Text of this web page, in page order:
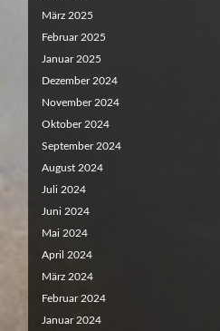
März 2025
Februar 2025
Januar 2025
Dezember 2024
November 2024
Oktober 2024
September 2024
August 2024
Juli 2024
Juni 2024
Mai 2024
April 2024
März 2024
Februar 2024
Januar 2024